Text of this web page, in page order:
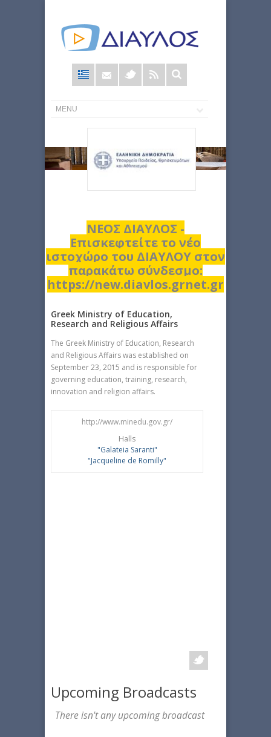
Φόρμα
αναζήτησης
ΝΕΟΣ ΔΙΑΥΛΟΣ -
Επισκεφτείτε το νέο
ιστοχώρο του ΔΙΑΥΛΟΥ στον
παρακάτω σύνδεσμο:
https://new.diavlos.grnet.gr
Greek Ministry of Education,
Research and Religious Affairs
The Greek Ministry of Education, Research
and Religious Affairs was established on
September 23, 2015 and is responsible for
governing education, training, research,
innovation and religion affairs.
http://www.minedu.gov.gr/
Halls
"Galateia Saranti"
"Jacqueline de Romilly"
Upcoming Broadcasts
There isn't any upcoming broadcast